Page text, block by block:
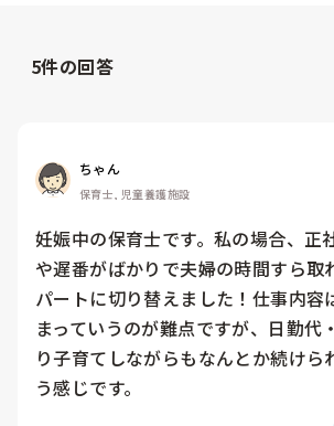
5件の回答
ちゃん
保育士, 児童養護施設
妊娠中の保育士です。私の場合、正
や遅番がばかりで夫婦の時間すら取
パートに切り替えました！仕事内容
まっていうのが難点ですが、日勤代
り子育てしながらもなんとか続けら
う感じです。